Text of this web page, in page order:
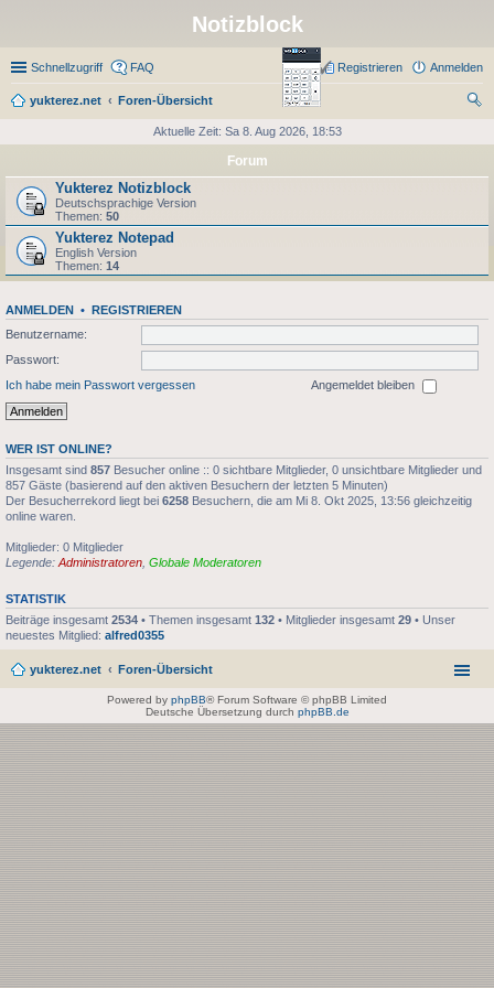
Notizblock
Schnellzugriff FAQ Anmelden
Registrieren
yukterez.net
Foren-Übersicht
Aktuelle Zeit: Sa 8. Aug 2026, 18:53
Forum
Yukterez Notizblock
Deutschsprachige Version
Themen: 50
Yukterez Notepad
English Version
Themen: 14
ANMELDEN • REGISTRIEREN
Benutzername:
Passwort:
Ich habe mein Passwort vergessen
Angemeldet bleiben
WER IST ONLINE?
Insgesamt sind 857 Besucher online :: 0 sichtbare Mitglieder, 0 unsichtbare Mitglieder und
857 Gäste (basierend auf den aktiven Besuchern der letzten 5 Minuten)
Der Besucherrekord liegt bei 6258 Besuchern, die am Mi 8. Okt 2025, 13:56 gleichzeitig
online waren.
Mitglieder: 0 Mitglieder
Legende: Administratoren Globale Moderatoren
STATISTIK
Beiträge insgesamt 2534 • Themen insgesamt 132 • Mitglieder insgesamt 29 • Unser
neuestes Mitglied: alfred0355
yukterez.net Foren-Übersicht
Powered by phpBB® Forum Software © phpBB Limited
Deutsche Übersetzung durch phpBB.de